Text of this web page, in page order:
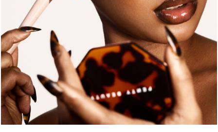
FENTY BEAUTY EXPLORE LA TEXTURE COMME LANGAGE
AVEC LE SUN STALK’R SOUFFLÉ...